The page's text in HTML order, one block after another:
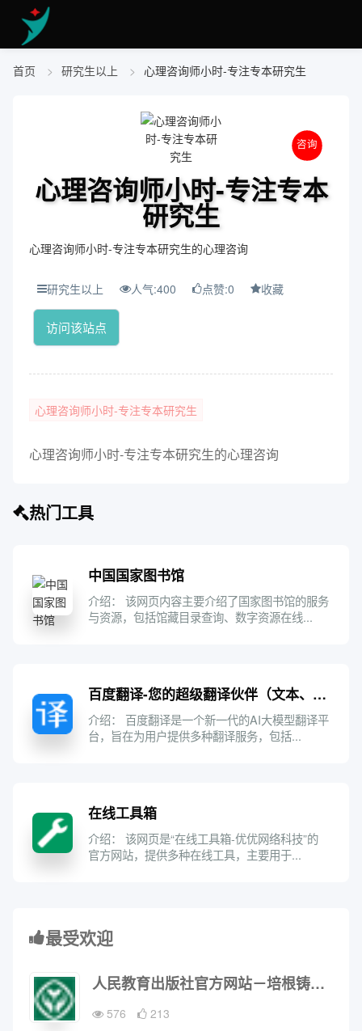
首页 研究生以上 心理咨询师小时-专注专本研究生
心理咨询师小时-专注专本
研究生
心理咨询师小时-专注专本研究生的心理咨询
研究生以上 人气:400 点赞:0 收藏
访问该站点
心理咨询师小时-专注专本研究生
心理咨询师小时-专注专本研究生的心理咨询
热门工具
中国国家图书馆
介绍： 该网页内容主要介绍了国家图书馆的服务
与资源，包括馆藏目录查询、数字资源在线...
百度翻译-您的超级翻译伙伴（文本、文档翻译）
介绍： 百度翻译是一个新一代的AI大模型翻译平
台，旨在为用户提供多种翻译服务，包括...
在线工具箱
介绍： 该网页是“在线工具箱-优优网络科技”的
官方网站，提供多种在线工具，主要用于...
最受欢迎
人民教育出版社官方网站－培根铸魂 启智增慧
576 213
咨询